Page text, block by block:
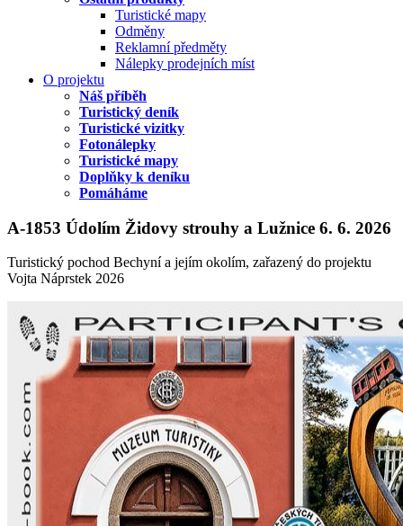
Turistické mapy
Odměny
Reklamní předměty
Nálepky prodejních míst
O projektu
Náš příběh
Turistický deník
Turistické vizitky
Fotonálepky
Turistické mapy
Doplňky k deníku
Pomáháme
A-1853 Údolím Židovy strouhy a Lužnice 6. 6. 2026
Turistický pochod Bechyní a jejím okolím, zařazený do projektu
Vojta Náprstek 2026